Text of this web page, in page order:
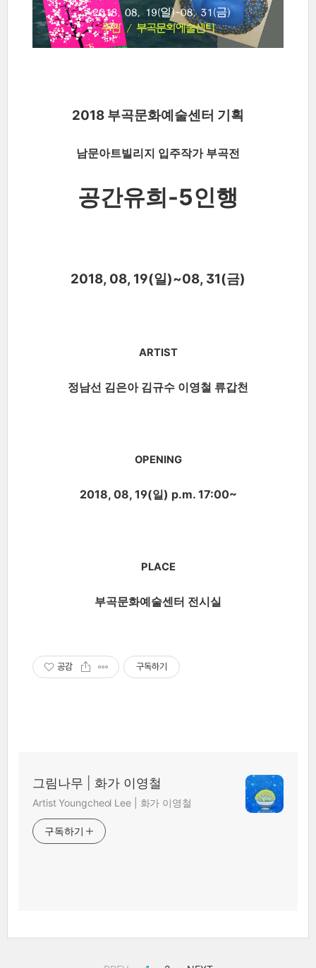
2018 부곡문화예술센터 기획
남문아트빌리지 입주작가 부곡전
공간유희-5인행
2018, 08, 19(일)~08, 31(금)
ARTIST
정남선 김은아 김규수 이영철 류갑천
OPENING
2018, 08, 19(일) p.m. 17:00~
PLACE
부곡문화예술센터 전시실
공감 구독하기
그림나무 | 화가 이영철
Artist Youngcheol Lee | 화가 이영철
구독하기